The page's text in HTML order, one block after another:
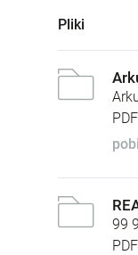
Pliki
PDF
99
PDF